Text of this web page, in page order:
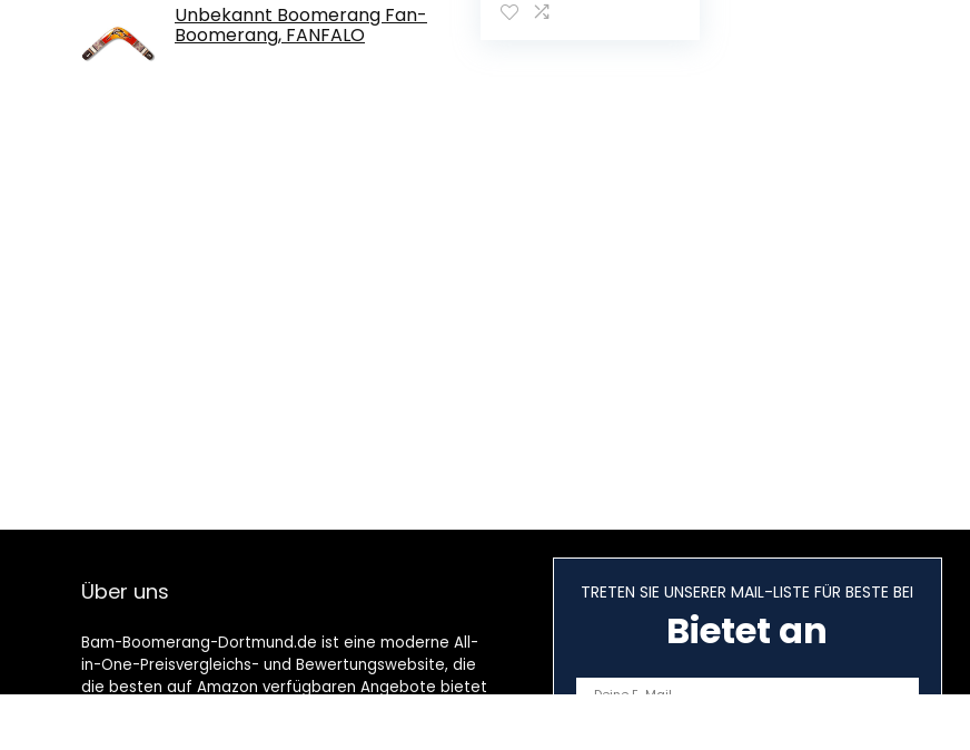
Unbekannt Boomerang Fan-
Boomerang, FANFALO
Über uns
Bam-Boomerang-Dortmund.de ist eine moderne All-
in-One-Preisvergleichs- und Bewertungswebsite, die
die besten auf Amazon verfügbaren Angebote bietet
TRETEN SIE UNSERER MAIL-LISTE FÜR BESTE BEI
Bietet an